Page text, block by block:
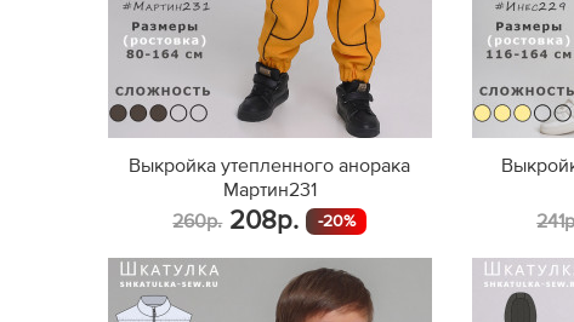
Выкройка утепленного анорака
Мартин231
260р. 208р. -20%